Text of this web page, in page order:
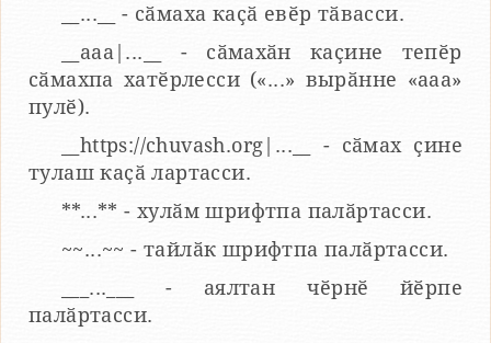
__...__ - сӑмаха каҫӑ евӗр тӑвасси.
__aaa|...__ - сӑмахӑн каҫине тепӗр
сӑмахпа хатӗрлесси («...» вырӑнне «ааа»
пулӗ).
__https://chuvash.org|...__ - сӑмах ҫине
тулаш каҫӑ лартасси.
**...** - хулӑм шрифтпа палӑртасси.
~~...~~ - тайлӑк шрифтпа палӑртасси.
___...___ - аялтан чӗрнӗ йӗрпе
палӑртасси.